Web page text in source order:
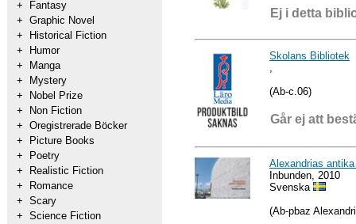
+
Fantasy
+ Graphic Novel
+
Historical Fiction
+
Humor
+
Manga
+
Mystery
+
Nobel Prize
+
Non Fiction
+ Oregistrerade Böcker
+
Picture Books
+
Poetry
+
Realistic Fiction
+
Romance
+ Scary
+ Science Fiction
Ej i detta
Skolans Bibliotek
(Ab-c.06)
Går ej att
Alexandrias
Inbunden, 2010
Svenska
(Ab-pbaz